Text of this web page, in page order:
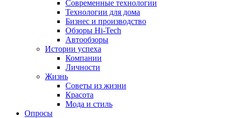
Современные технологии
Технологии для дома
Бизнес и производство
Обзоры Hi-Tech
Автообзоры
Истории успеха
Компании
Личности
Жизнь
Советы из жизни
Красота
Мода и стиль
Опросы